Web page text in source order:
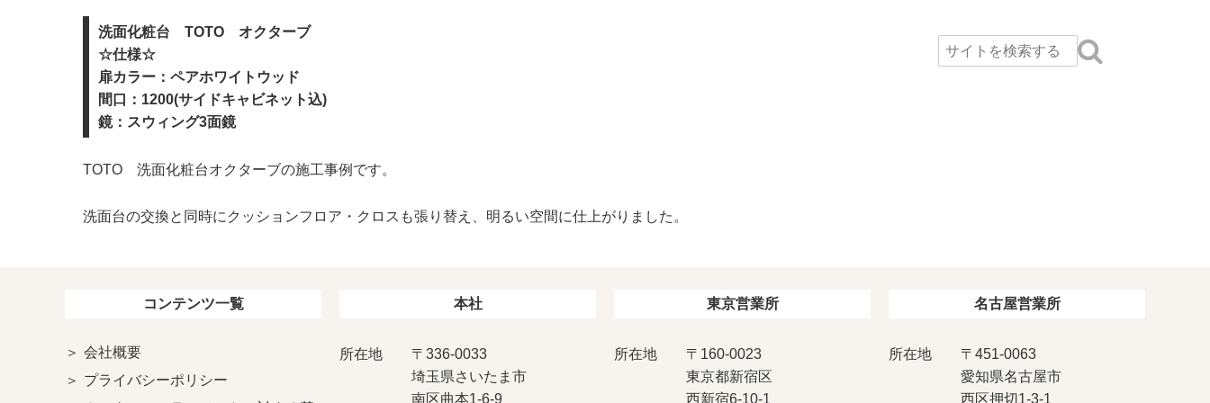
洗面化粧台 TOTO オクターブ
☆仕様☆
扉カラー：ペアホワイトウッド
間口：1200(サイドキャビネット込)
鏡：スウィング3面鏡
TOTO 洗面化粧台オクターブの施工事例です。
洗面台の交換と同時にクッションフロア・クロスも張り替え、明るい空間に仕上がりました。
コンテンツ一覧
会社概要
プライバシーポリシー
本社
所在地
〒336-0033
埼玉県さいたま市
南区曲本1-6-9
東京営業所
所在地
〒160-0023
東京都新宿区
西新宿6-10-1
名古屋営業所
所在地
〒451-0063
愛知県名古屋市
西区押切1-3-1